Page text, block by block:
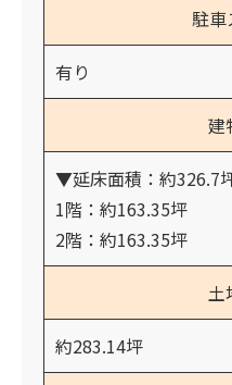
駐車
有り
建
▼延床面積：約326.7
1階：約163.35坪
2階：約163.35坪
土
約283.14坪